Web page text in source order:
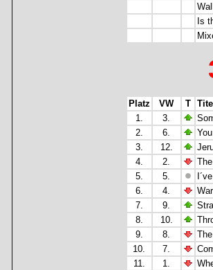
Is
Platz VW T
1.
3.
2.
6.
3.
12.
4.
2.
5.
5.
6.
4.
7.
9.
8.
10.
9.
8.
10.
7.
11.
1.